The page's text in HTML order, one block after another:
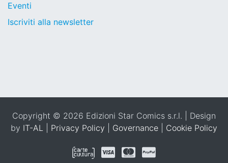
Eventi
Iscriviti alla newsletter
Copyright © 2026 Edizioni Star Comics s.r.l. | Design
by IT-AL Privacy Policy Governance Cookie Policy